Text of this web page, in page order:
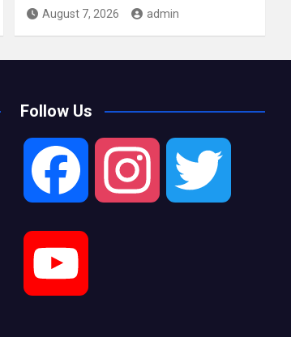
August 7, 2026 admin
Follow Us